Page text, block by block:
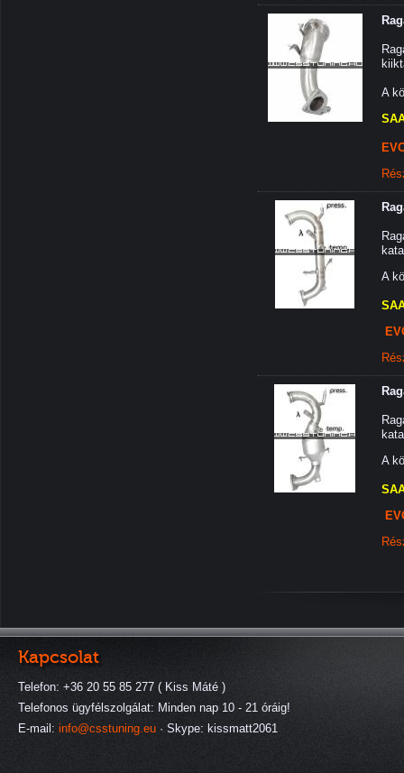
A
A
A
Kapcsolat
Telefon: +36 20 55 85 277 ( Kiss Máté )
Telefonos ügyfélszolgálat: Minden nap 10 - 21 óráig!
E-mail: info@csstuning.eu · Skype: kissmatt2061